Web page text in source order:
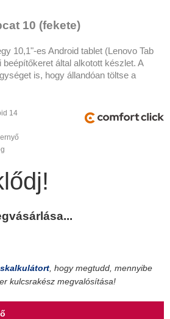
10 (fekete)
10,1"-es Android tablet (Lenovo Tab
által alkotott készlet. A
is, hogy állandóan töltse a
14
, hogy megtudd, mennyibe
kulcsrakész megvalósítása!